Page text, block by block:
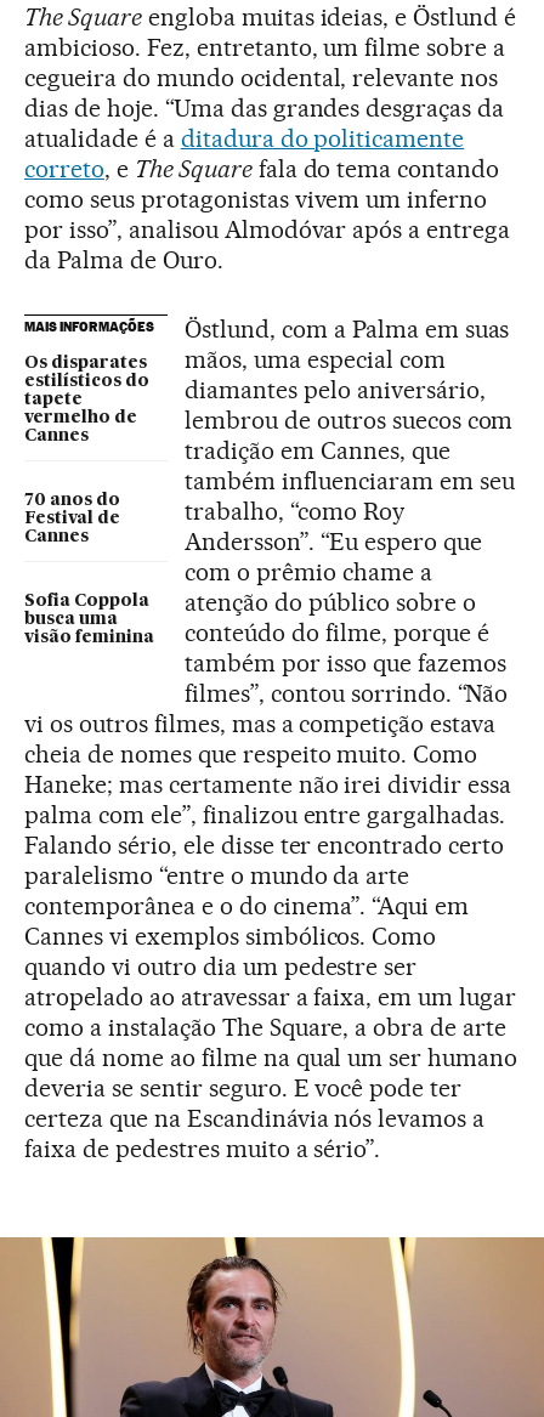
The Squareengloba muitas ideias, e Östlund é
ambicioso. Fez, entretanto, um filme sobre a
cegueira do mundo ocidental, relevante nos
dias de hoje. “Uma das grandes desgraças da
atualidade é a ditadura do politicamente
correto, e The Squarefala do tema contando
como seus protagonistas vivem um inferno
por isso”, analisou Almodóvar após a entrega
da Palma de Ouro.
MAIS INFORMAÇÕES
Os disparates
estilísticos do
tapete
vermelho de
Cannes
70 anos do
Festival de
Cannes
Sofia Coppola
busca uma
visão feminina
Östlund, com a Palma em suas
mãos, uma especial com
diamantes pelo aniversário,
lembrou de outros suecos com
tradição em Cannes, que
também influenciaram em seu
trabalho, “como Roy
Andersson”. “Eu espero que
com o prêmio chame a
atenção do público sobre o
conteúdo do filme, porque é
também por isso que fazemos
filmes”, contou sorrindo. “Não
vi os outros filmes, mas a competição estava
cheia de nomes que respeito muito. Como
Haneke; mas certamente não irei dividir essa
palma com ele”, finalizou entre gargalhadas.
Falando sério, ele disse ter encontrado certo
paralelismo “entre o mundo da arte
contemporânea e o do cinema”. “Aqui em
Cannes vi exemplos simbólicos. Como
quando vi outro dia um pedestre ser
atropelado ao atravessar a faixa, em um lugar
como a instalação The Square, a obra de arte
que dá nome ao filme na qual um ser humano
deveria se sentir seguro. E você pode ter
certeza que na Escandinávia nós levamos a
faixa de pedestres muito a sério”.